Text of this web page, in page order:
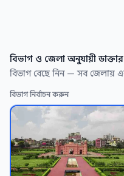
বিভাগ ও জেলা অনুযায়ী
বিভাগ বেছে নিন — সব জেলায়
বিভাগ নির্বাচন করুন